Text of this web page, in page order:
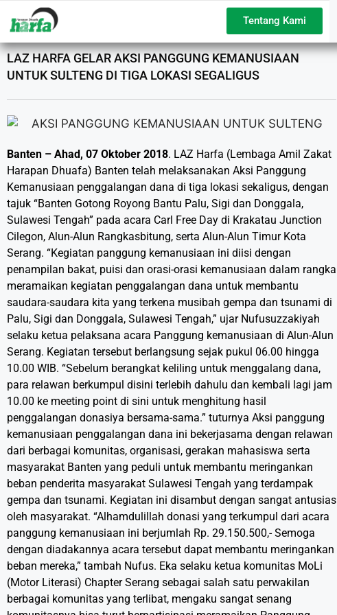
Tentang Kami
LAZ HARFA GELAR AKSI PANGGUNG KEMANUSIAAN
UNTUK SULTENG DI TIGA LOKASI SEGALIGUS
Banten – Ahad, 07 Oktober 2018. LAZ Harfa (Lembaga Amil Zakat
Harapan Dhuafa) Banten telah melaksanakan Aksi Panggung
Kemanusiaan penggalangan dana di tiga lokasi sekaligus, dengan
tajuk “Banten Gotong Royong Bantu Palu, Sigi dan Donggala,
Sulawesi Tengah” pada acara Carl Free Day di Krakatau Junction
Cilegon, Alun-Alun Rangkasbitung, serta Alun-Alun Timur Kota
Serang. “Kegiatan panggung kemanusiaan ini diisi dengan
penampilan bakat, puisi dan orasi-orasi kemanusiaan dalam rangka
meramaikan kegiatan penggalangan dana untuk membantu
saudara-saudara kita yang terkena musibah gempa dan tsunami di
Palu, Sigi dan Donggala, Sulawesi Tengah,” ujar Nufusuzzakiyah
selaku ketua pelaksana acara Panggung kemanusiaan di Alun-Alun
Serang. Kegiatan tersebut berlangsung sejak pukul 06.00 hingga
10.00 WIB. “Sebelum berangkat keliling untuk menggalang dana,
para relawan berkumpul disini terlebih dahulu dan kembali lagi jam
10.00 ke meeting point di sini untuk menghitung hasil
penggalangan donasiya bersama-sama.” tuturnya Aksi panggung
kemanusiaan penggalangan dana ini bekerjasama dengan relawan
dari berbagai komunitas, organisasi, gerakan mahasiswa serta
masyarakat Banten yang peduli untuk membantu meringankan
beban penderita masyarakat Sulawesi Tengah yang terdampak
gempa dan tsunami. Kegiatan ini disambut dengan sangat antusias
oleh masyarakat. “Alhamdulillah donasi yang terkumpul dari acara
panggung kemanusiaan ini berjumlah Rp. 29.150.500,- Semoga
dengan diadakannya acara tersebut dapat membantu meringankan
beban mereka,” tambah Nufus. Eka selaku ketua komunitas MoLi
(Motor Literasi) Chapter Serang sebagai salah satu perwakilan
berbagai komunitas yang terlibat, mengaku sangat senang